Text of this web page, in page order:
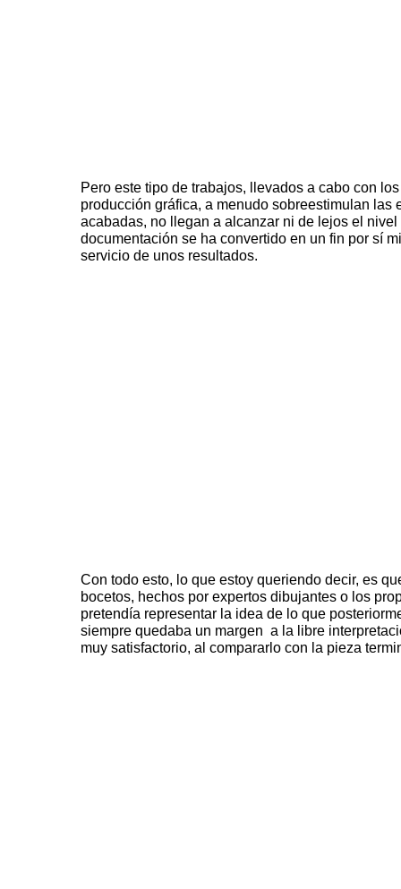
Pero este tipo de trabajos, llevados a cabo con
producción gráfica, a menudo sobreestimulan las
acabadas, no llegan a alcanzar ni de lejos el
documentación se ha convertido en un fin por sí
servicio de unos resultados.
Con todo esto, lo que estoy queriendo decir, es
bocetos, hechos por expertos dibujantes o los
pretendía representar la idea de lo que
siempre quedaba un margen a la libre
muy satisfactorio, al compararlo con la pieza